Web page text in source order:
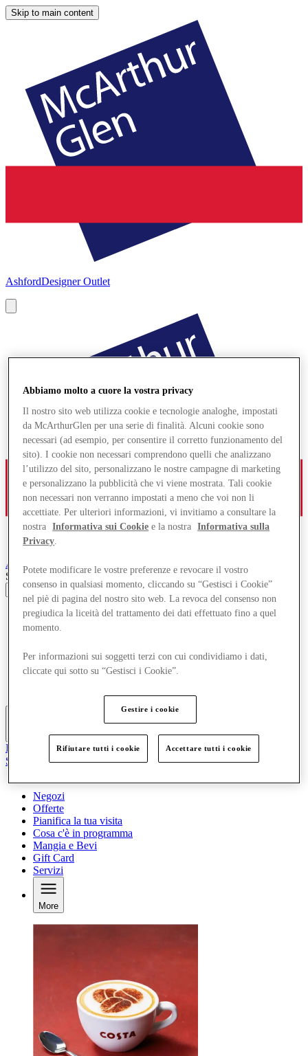
Skip to main content
AshfordDesigner Outlet
Ashford
Designer Outlet
Search input
Negozi
Offerte
Cosa c'è in programma
Mangia e Bevi
Gift Card
Il Club
Salvata
Negozi
Offerte
Pianifica la tua visita
Cosa c'è in programma
Mangia e Bevi
Gift Card
Servizi
More
Abbiamo molto a cuore la vostra privacy
Il nostro sito web utilizza cookie e tecnologie analoghe, impostati
da McArthurGlen per una serie di finalità. Alcuni cookie sono
necessari (ad esempio, per consentire il corretto funzionamento del
sito). I cookie non necessari comprendono quelli che analizzano
l’utilizzo del sito, personalizzano le nostre campagne di marketing
e personalizzano la pubblicità che vi viene mostrata. Tali cookie
non necessari non verranno impostati a meno che voi non li
accettiate. Per ulteriori informazioni, vi invitiamo a consultare la
nostra
Informativa sui Cookie e la nostra
Informativa sulla
Privacy
Potete modificare le vostre preferenze e revocare il vostro
consenso in qualsiasi momento, cliccando su “Gestisci i Cookie”
nel piè di pagina del nostro sito web. La revoca del consenso non
pregiudica la liceità del trattamento dei dati effettuato fino a quel
momento.
Per informazioni sui soggetti terzi con cui condividiamo i dati,
cliccate qui sotto su “Gestisci i Cookie”.
Gestire i cookie
Rifiutare tutti i cookie Accettare tutti i cookie